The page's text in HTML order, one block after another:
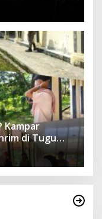
Kampar
di Tugu